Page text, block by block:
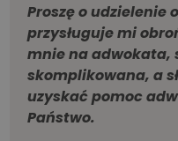
Proszę o udzielenie
przysługuje mi
mnie na adwokata,
skomplikowana, a
uzyskać pomoc
Państwo.